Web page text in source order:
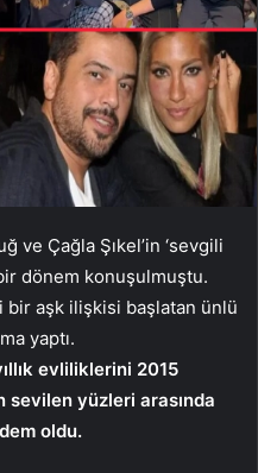
ve Çağla Şıkel’in ‘sevgili
dönem konuşulmuştu.
bir aşk ilişkisi başlatan ünlü
yaptı.
evliliklerini 2015
sevilen yüzleri arasında
oldu.